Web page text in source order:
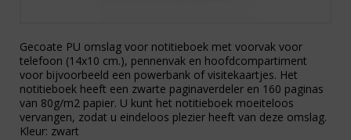
Gecoate PU omslag voor notitieboek met voorvak voor
telefoon (14x10 cm.), pennenvak en hoofdcompartiment
voor bijvoorbeeld een powerbank of visitekaartjes. Het
notitieboek heeft een zwarte paginaverdeler en 160 paginas
van 80g/m2 papier. U kunt het notitieboek moeiteloos
vervangen, zodat u eindeloos plezier heeft van deze omslag.
Kleur: zwart